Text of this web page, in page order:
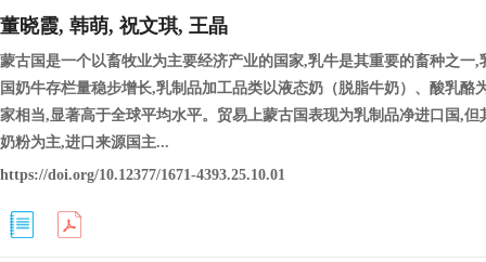
董晓霞, 韩萌, 祝文琪, 王晶
蒙古国是一个以畜牧业为主要经济产业的国家,乳牛是其重要的畜种之一
国奶牛存栏量稳步增长,乳制品加工品类以液态奶（脱脂牛奶）、酸乳
家相当,显著高于全球平均水平。贸易上蒙古国表现为乳制品净进口国,
奶粉为主,进口来源国主...
https://doi.org/10.12377/1671-4393.25.10.01